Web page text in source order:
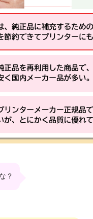
？